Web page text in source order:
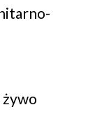
żywo